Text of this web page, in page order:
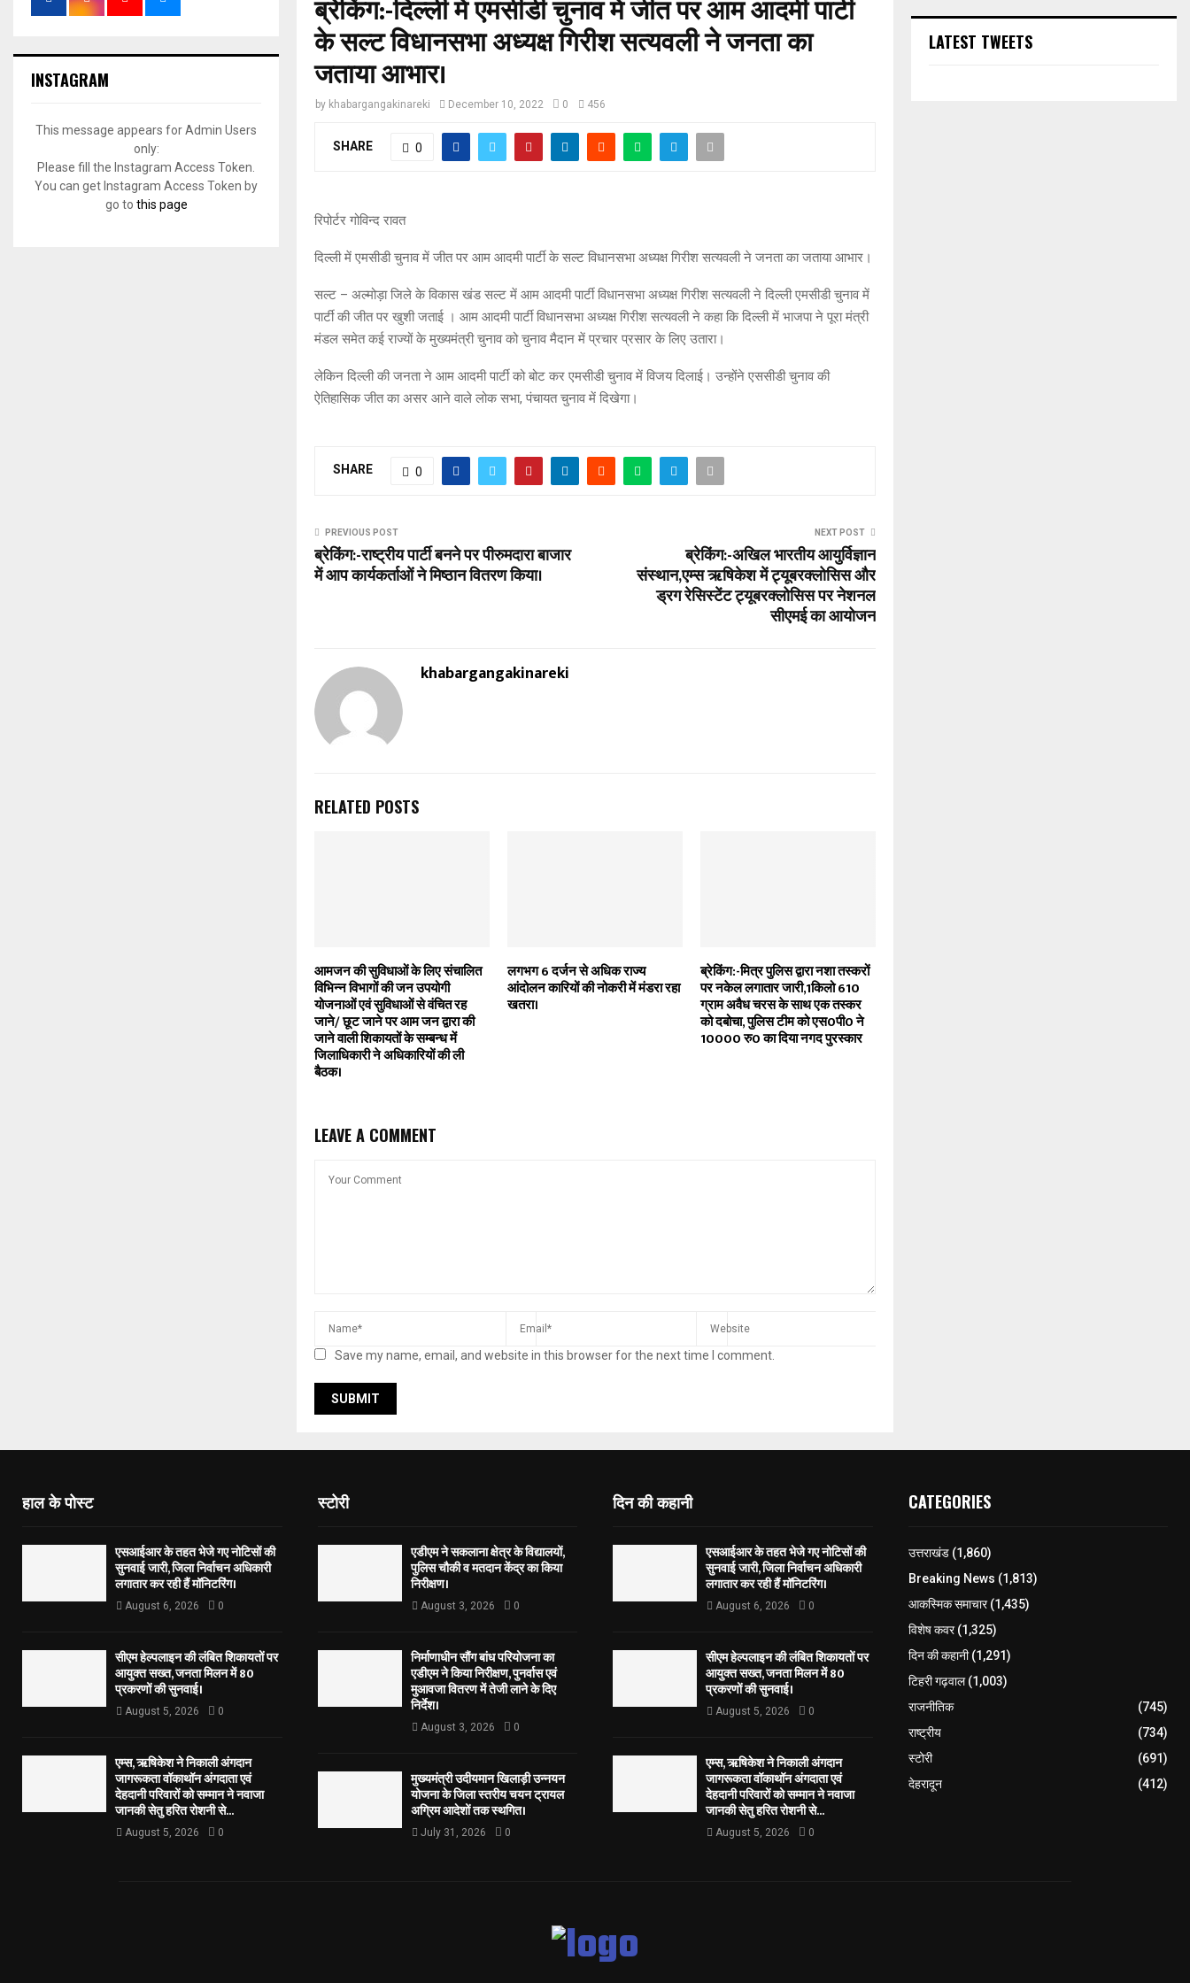
ब्रेकिंग:-दिल्ली में एमसीडी चुनाव में जीत पर आम आदमी पार्टी
के सल्ट विधानसभा अध्यक्ष गिरीश सत्यवली ने जनता का
जताया आभार।
by khabargangakinareki December 10, 2022 0 456
SHARE 0
रिपोर्टर गोविन्द रावत
दिल्ली में एमसीडी चुनाव में जीत पर आम आदमी पार्टी के सल्ट विधानसभा अध्यक्ष गिरीश सत्यवली ने जनता का जताया आभार।
सल्ट – अल्मोड़ा जिले के विकास खंड सल्ट में आम आदमी पार्टी विधानसभा अध्यक्ष गिरीश सत्यवली ने दिल्ली एमसीडी चुनाव में
पार्टी की जीत पर खुशी जताई । आम आदमी पार्टी विधानसभा अध्यक्ष गिरीश सत्यवली ने कहा कि दिल्ली में भाजपा ने पूरा मंत्री
मंडल समेत कई राज्यों के मुख्यमंत्री चुनाव को चुनाव मैदान में प्रचार प्रसार के लिए उतारा।
लेकिन दिल्ली की जनता ने आम आदमी पार्टी को बोट कर एमसीडी चुनाव में विजय दिलाई। उन्होंने एससीडी चुनाव की
ऐतिहासिक जीत का असर आने वाले लोक सभा, पंचायत चुनाव में दिखेगा।
SHARE 0
PREVIOUS POST
ब्रेकिंग:-राष्ट्रीय पार्टी बनने पर पीरुमदारा बाजार
में आप कार्यकर्ताओं ने मिष्ठान वितरण किया।
NEXT POST
ब्रेकिंग:-अखिल भारतीय आयुर्विज्ञान
संस्थान,एम्स ऋषिकेश में ट्यूबरक्लोसिस और
ड्रग रेसिस्टेंट ट्यूबरक्लोसिस पर नेशनल
सीएमई का आयोजन
khabargangakinareki
RELATED POSTS
आमजन की सुविधाओं के लिए संचालित
विभिन्न विभागों की जन उपयोगी
योजनाओं एवं सुविधाओं से वंचित रह
जाने/ छूट जाने पर आम जन द्वारा की
जाने वाली शिकायतों के सम्बन्ध में
जिलाधिकारी ने अधिकारियों की ली
बैठक।
लगभग 6 दर्जन से अधिक राज्य
आंदोलन कारियों की नोकरी में मंडरा रहा
खतरा।
ब्रेकिंग:-मित्र पुलिस द्वारा नशा तस्करों
पर नकेल लगातार जारी,1किलो 610
ग्राम अवैध चरस के साथ एक तस्कर
को दबोचा, पुलिस टीम को एस0पी0 ने
10000 रु0 का दिया नगद पुरस्कार
LEAVE A COMMENT
Save my name, email, and website in this browser for the next time I comment.
INSTAGRAM
This message appears for Admin Users
only:
Please fill the Instagram Access Token.
You can get Instagram Access Token by
go to this page
LATEST TWEETS
हाल के पोस्ट
एसआईआर के तहत भेजे गए नोटिसों की
सुनवाई जारी, जिला निर्वाचन अधिकारी
लगातार कर रही हैं मॉनिटरिंग।
August 6, 2026 0
सीएम हेल्पलाइन की लंबित शिकायतों पर
आयुक्त सख्त, जनता मिलन में 80
प्रकरणों की सुनवाई।
August 5, 2026 0
एम्स, ऋषिकेश ने निकाली अंगदान
जागरूकता वॉकाथॉन अंगदाता एवं
देहदानी परिवारों को सम्मान ने नवाजा
जानकी सेतु हरित रोशनी से...
August 5, 2026 0
स्टोरी
एडीएम ने सकलाना क्षेत्र के विद्यालयों,
पुलिस चौकी व मतदान केंद्र का किया
निरीक्षण।
August 3, 2026 0
निर्माणाधीन सौंग बांध परियोजना का
एडीएम ने किया निरीक्षण, पुनर्वास एवं
मुआवजा वितरण में तेजी लाने के दिए
निर्देश।
August 3, 2026 0
मुख्यमंत्री उदीयमान खिलाड़ी उन्नयन
योजना के जिला स्तरीय चयन ट्रायल
अग्रिम आदेशों तक स्थगित।
July 31, 2026 0
दिन की कहानी
एसआईआर के तहत भेजे गए नोटिसों की
सुनवाई जारी, जिला निर्वाचन अधिकारी
लगातार कर रही हैं मॉनिटरिंग।
August 6, 2026 0
सीएम हेल्पलाइन की लंबित शिकायतों पर
आयुक्त सख्त, जनता मिलन में 80
प्रकरणों की सुनवाई।
August 5, 2026 0
एम्स, ऋषिकेश ने निकाली अंगदान
जागरूकता वॉकाथॉन अंगदाता एवं
देहदानी परिवारों को सम्मान ने नवाजा
जानकी सेतु हरित रोशनी से...
August 5, 2026 0
CATEGORIES
उत्तराखंड(1,860)
Breaking News (1,813)
आकस्मिक समाचार(1,435)
विशेष कवर(1,325)
दिन की कहानी(1,291)
टिहरी गढ़वाल(1,003)
राजनीतिक
(745)
राष्ट्रीय
(734)
स्टोरी
(691)
देहरादून
(412)